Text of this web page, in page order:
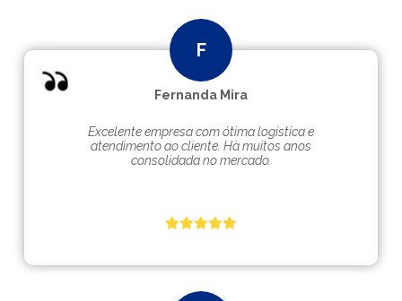
Fernanda Mira
Excelente empresa com ótima logística e
atendimento ao cliente. Hà muitos anos
consolidada no mercado.